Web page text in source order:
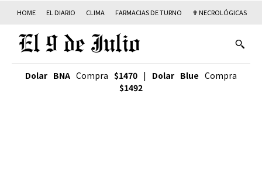
HOME EL DIARIO CLIMA FARMACIAS DE TURNO ✟ NECROLÓGICAS
Dolar BNA Compra $1470 | Dolar Blue Compra
$1492